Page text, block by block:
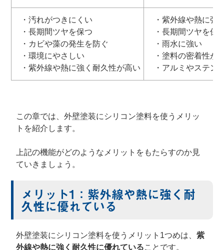
・汚れがつきにくい
・長期間ツヤを保つ
・カビや藻の発生を防ぐ
・環境にやさしい
・紫外線や熱に強く耐久性が高い
・紫外線や熱に強
・長期間ツヤを保
・雨水に強い
・塗料の密着性が
・アルミやステン
この章では、外壁塗装にシリコン塗料を使うメリッ
トを紹介します。
上記の機能がどのようなメリットをもたらすのか見
ていきましょう。
メリット1：紫外線や熱に強く耐
久性に優れている
外壁塗装にシリコン塗料を使うメリット1つめは、紫
外線や熱に強く耐久性に優れていることです。